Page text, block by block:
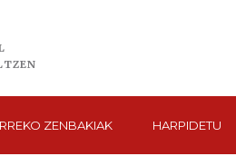
ZENBAKIAK HARPIDETU